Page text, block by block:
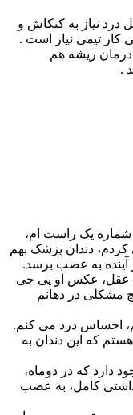
درد نیاز به کنکاش و
کار تیمی نیاز است .
ریشه هم
.
شماره یک راست ام،
دندان پزشک بهم
به عصب برسد.
عقل، عکس او پی جی
مشکلی در دهانم
احساس درد می کنم.
که این دندان به
دارد که در دوماه،
کامل، به عصب